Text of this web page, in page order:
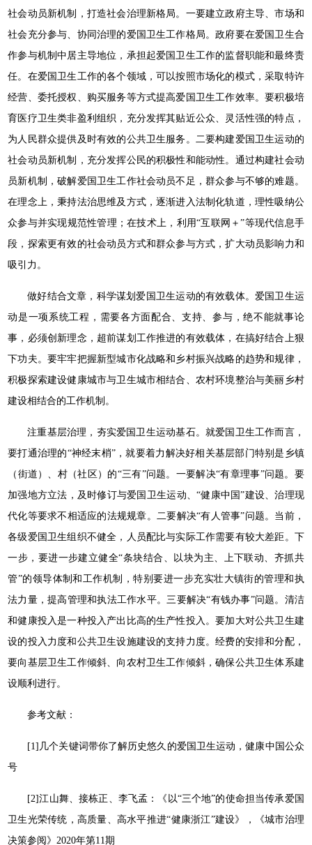
社会动员新机制，打造社会治理新格局。一要建立政府主导、市场和
社会充分参与、协同治理的爱国卫生工作格局。政府要在爱国卫生合
作参与机制中居主导地位，承担起爱国卫生工作的监督职能和最终责
任。在爱国卫生工作的各个领域，可以按照市场化的模式，采取特许
经营、委托授权、购买服务等方式提高爱国卫生工作效率。要积极培
育医疗卫生类非盈利组织，充分发挥其贴近公众、灵活性强的特点，
为人民群众提供及时有效的公共卫生服务。二要构建爱国卫生运动的
社会动员新机制，充分发挥公民的积极性和能动性。通过构建社会动
员新机制，破解爱国卫生工作社会动员不足，群众参与不够的难题。
在理念上，秉持法治思维及方式，逐渐进入法制化轨道，理性吸纳公
众参与并实现规范性管理；在技术上，利用“互联网＋”等现代信息手
段，探索更有效的社会动员方式和群众参与方式，扩大动员影响力和
吸引力。
做好结合文章，科学谋划爱国卫生运动的有效载体。爱国卫生运
动是一项系统工程，需要各方面配合、支持、参与，绝不能就事论
事，必须创新理念，超前谋划工作推进的有效载体，在搞好结合上狠
下功夫。要牢牢把握新型城市化战略和乡村振兴战略的趋势和规律，
积极探索建设健康城市与卫生城市相结合、农村环境整治与美丽乡村
建设相结合的工作机制。
注重基层治理，夯实爱国卫生运动基石。就爱国卫生工作而言，
要打通治理的“神经末梢”，就要着力解决好相关基层部门特别是乡镇
（街道）、村（社区）的“三有”问题。一要解决“有章理事”问题。要
加强地方立法，及时修订与爱国卫生运动、“健康中国”建设、治理现
代化等要求不相适应的法规规章。二要解决“有人管事”问题。当前，
各级爱国卫生组织不健全，人员配比与实际工作需要有较大差距。下
一步，要进一步建立健全“条块结合、以块为主、上下联动、齐抓共
管”的领导体制和工作机制，特别要进一步充实壮大镇街的管理和执
法力量，提高管理和执法工作水平。三要解决“有钱办事”问题。清洁
和健康投入是一种投入产出比高的生产性投入。要加大对公共卫生建
设的投入力度和公共卫生设施建设的支持力度。经费的安排和分配，
要向基层卫生工作倾斜、向农村卫生工作倾斜，确保公共卫生体系建
设顺利进行。
参考文献：
[1]几个关键词带你了解历史悠久的爱国卫生运动，健康中国公众
号
[2]江山舞、接栋正、李飞孟：《以“三个地”的使命担当传承爱国
卫生光荣传统，高质量、高水平推进“健康浙江”建设》，《城市治理
决策参阅》2020年第11期